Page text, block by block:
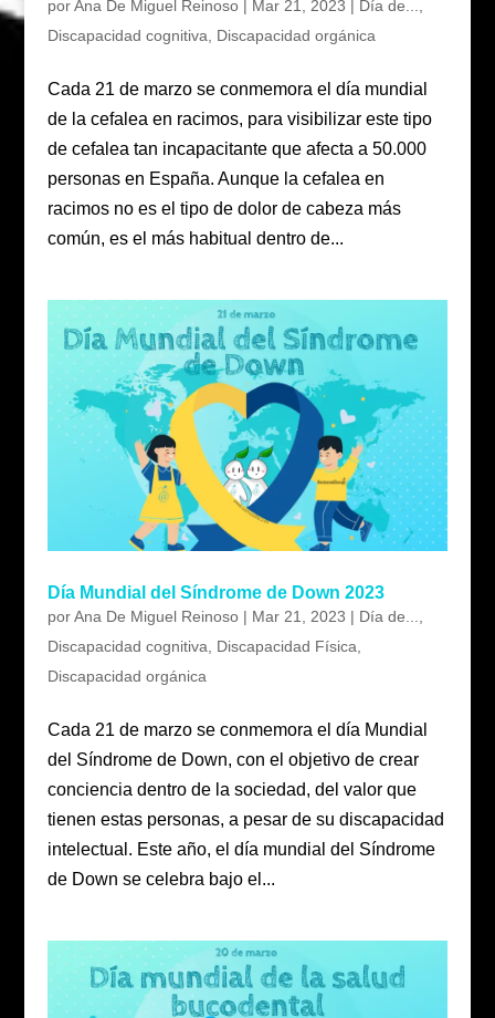
porAna De Miguel Reinoso| Mar 21, 2023 | Día de...
Discapacidad cognitiva
Discapacidad orgánica
Cada 21 de marzo se conmemora el día mundial
de la cefalea en racimos, para visibilizar este tipo
de cefalea tan incapacitante que afecta a 50.000
personas en España. Aunque la cefalea en
racimos no es el tipo de dolor de cabeza más
común, es el más habitual dentro de...
Día Mundial del Síndrome de Down 2023
porAna De Miguel Reinoso| Mar 21, 2023 | Día de...
Discapacidad cognitiva
Discapacidad Física
Discapacidad orgánica
Cada 21 de marzo se conmemora el día Mundial
del Síndrome de Down, con el objetivo de crear
conciencia dentro de la sociedad, del valor que
tienen estas personas, a pesar de su discapacidad
intelectual. Este año, el día mundial del Síndrome
de Down se celebra bajo el...